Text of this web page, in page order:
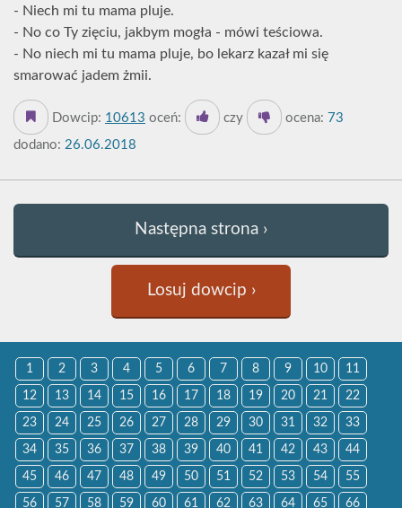
- Niech mi tu mama pluje.
- No co Ty zięciu, jakbym mogła - mówi teściowa.
- No niech mi tu mama pluje, bo lekarz kazał mi się
smarować jadem żmii.
Dowcip: 10613 oceń: czy ocena: 73
dodano: 26.06.2018
Następna strona ›
Losuj dowcip ›
1 2 3 4 5 6 7 8 9 10 11
12 13 14 15 16 17 18 19 20 21 22
23 24 25 26 27 28 29 30 31 32 33
34 35 36 37 38 39 40 41 42 43 44
45 46 47 48 49 50 51 52 53 54 55
56 57 58 59 60 61 62 63 64 65 66